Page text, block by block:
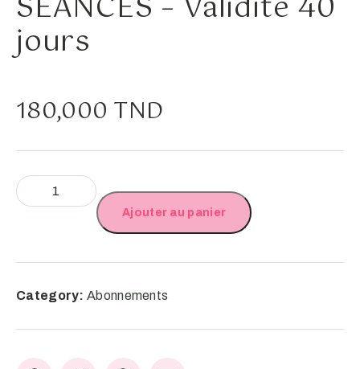
jours
180,000 TND
Ajouter au panier
Category: Abonnements